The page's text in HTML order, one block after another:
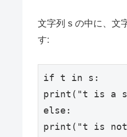
文字列 s の中に、文
す:
if t in
print ( "t is a
else
print ( "t is